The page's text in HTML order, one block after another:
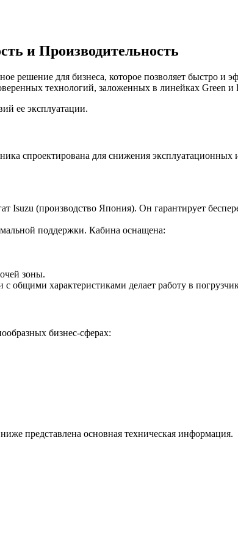
и Производительность
для бизнеса, которое позволяет быстро и
технологий, заложенных в линейках Green и
ее эксплуатации.
спроектирована для снижения эксплуатационных
Isuzu (производство Япония). Он гарантирует
поддержки. Кабина оснащена:
зоны.
с общими характеристиками делает работу в
бизнес-сферах:
представлена основная техническая информация.